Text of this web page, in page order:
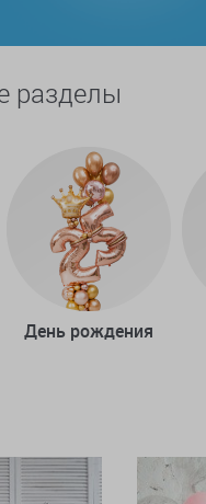
разделы
День рождения